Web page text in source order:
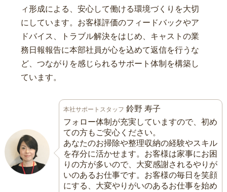
ィ形成による、安心して働ける環境づくりを大切
にしています。お客様評価のフィードバックやア
ドバイス、トラブル解決をはじめ、キャストの業
務日報報告に本部社員が心を込めて返信を行うな
ど、つながりを感じられるサポート体制を構築し
ています。
本社サポートスタッフ 鈴野 寿子
フォロー体制が充実していますので、初め
ての方もご安心ください。
あなたのお掃除や整理収納の経験やスキル
を存分に活かせます。お客様は家事にお困
りの方が多いので、大変感謝されるやりが
いのあるお仕事です。お客様の毎日を笑顔
にする、大変やりがいのあるお仕事を始め